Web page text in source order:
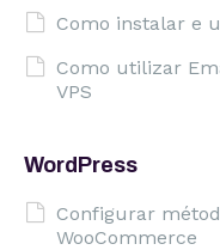
Como instalar e
Como utilizar
VPS
WordPress
Configurar
WooCommerce